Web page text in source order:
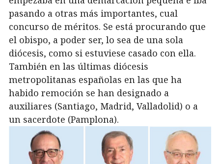
pasando a otras más importantes, cual
concurso de méritos. Se está procurando que
el obispo, a poder ser, lo sea de una sola
diócesis, como si estuviese casado con ella.
También en las últimas diócesis
metropolitanas españolas en las que ha
habido remoción se han designado a
auxiliares (Santiago, Madrid, Valladolid) o a
un sacerdote (Pamplona).